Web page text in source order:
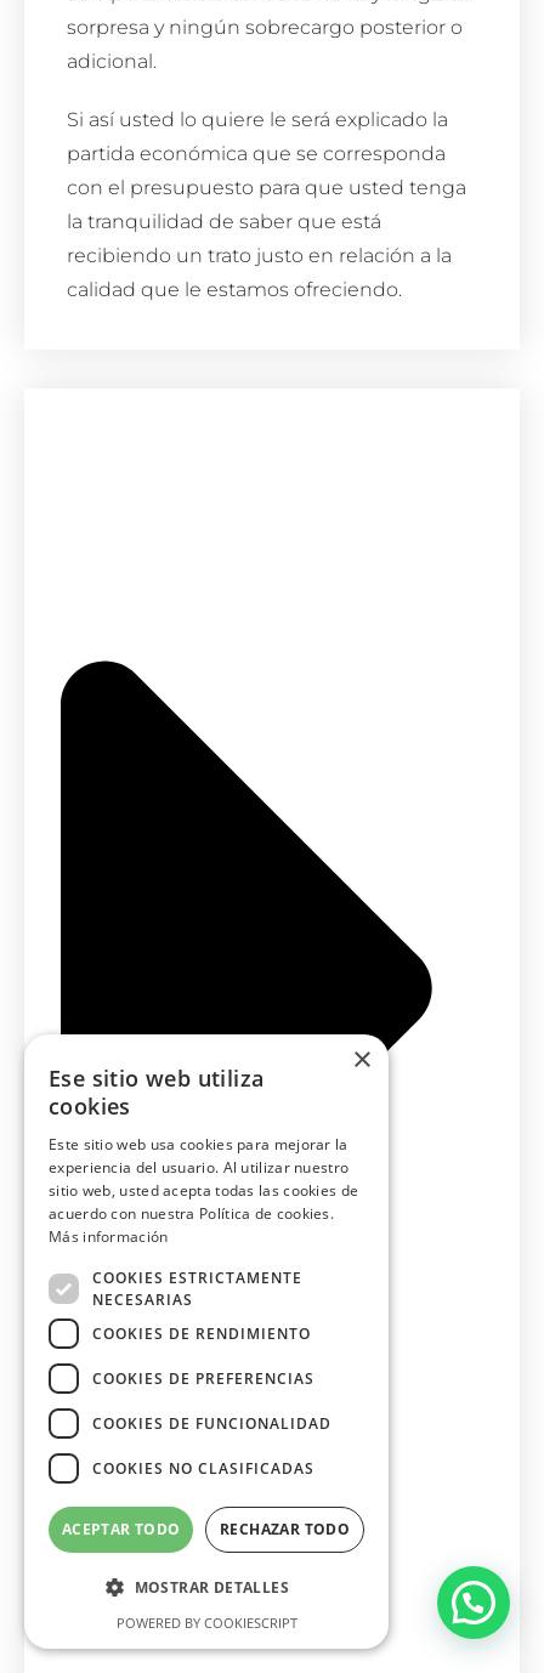
sorpresa y ningún sobrecargo posterior o
adicional.
Si así usted lo quiere le será explicado la
partida económica que se corresponda
con el presupuesto para que usted tenga
la tranquilidad de saber que está
recibiendo un trato justo en relación a la
calidad que le estamos ofreciendo.
×
Ese sitio web utiliza
cookies
Este sitio web usa cookies para mejorar la
experiencia del usuario. Al utilizar nuestro
sitio web, usted acepta todas las cookies de
acuerdo con nuestra Política de cookies.
Más información
COOKIES ESTRICTAMENTE
NECESARIAS
COOKIES DE RENDIMIENTO
COOKIES DE PREFERENCIAS
COOKIES DE FUNCIONALIDAD
COOKIES NO CLASIFICADAS
ACEPTAR TODO RECHAZAR TODO
MOSTRAR DETALLES
POWERED BY COOKIESCRIPT